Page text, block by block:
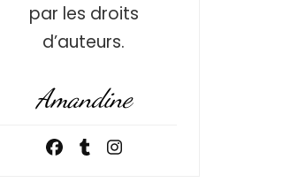
par les droits
d’auteurs.
Amandine